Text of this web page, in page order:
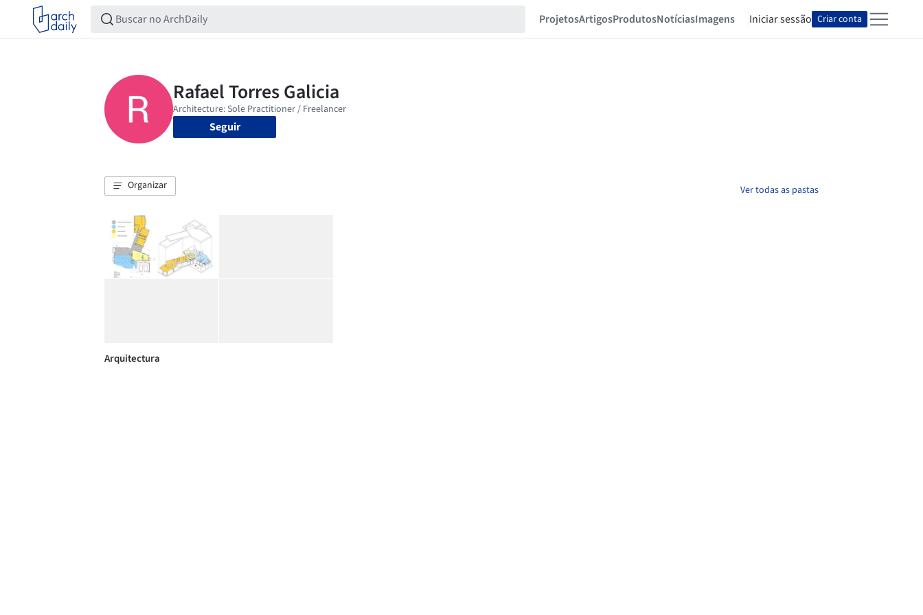
ProjetosArtigosProdutosNotíciasImagens Iniciar sessão Criar conta
Seguir
Organizar Ver todas as pastas
Arquitectura